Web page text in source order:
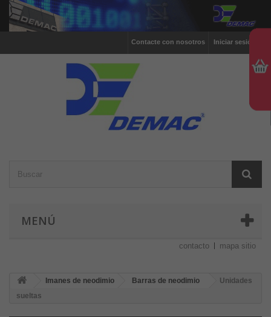
Iniciar sesión
Contacte con nosotros
MENÚ
contacto mapa sitio
Imanes de neodimio Barras de neodimio
Unidades
sueltas